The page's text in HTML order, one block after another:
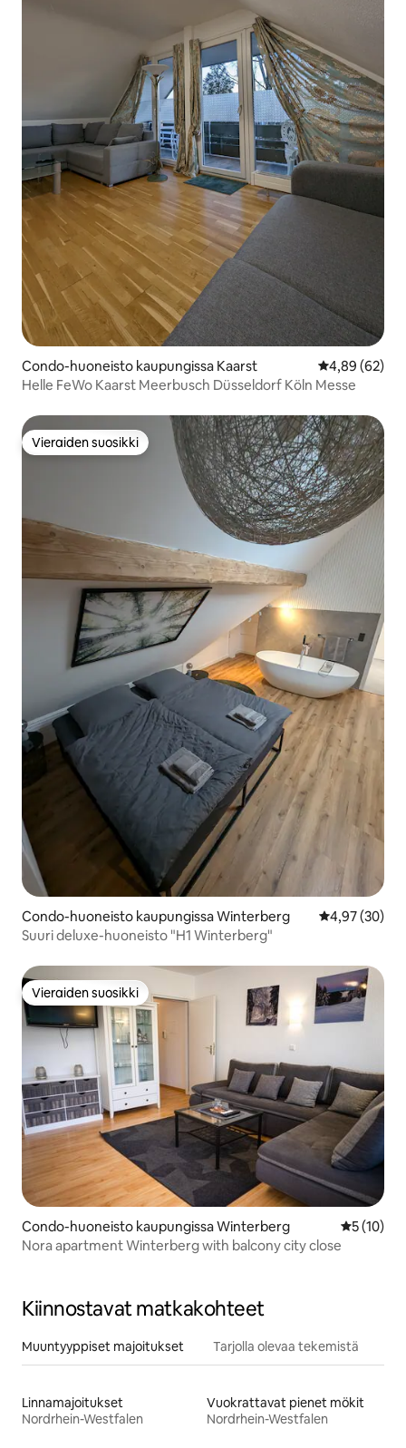
Condo-huoneisto kaupungissa Kaarst
4,89 (62)
Helle FeWo Kaarst Meerbusch Düsseldorf Köln Messe
Vieraiden suosikki
Vieraiden suosikki
Condo-huoneisto kaupungissa Winterberg
4,97 (30)
Suuri deluxe-huoneisto "H1 Winterberg"
Vieraiden suosikki
Vieraiden suosikki
Condo-huoneisto kaupungissa Winterberg
5 (10)
Nora apartment Winterberg with balcony city close
Kiinnostavat matkakohteet
Muuntyyppiset majoitukset Tarjolla olevaa tekemistä
Linnamajoitukset
Nordrhein-Westfalen
Vuokrattavat pienet mökit
Nordrhein-Westfalen